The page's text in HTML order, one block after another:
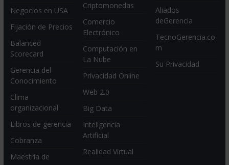
Negocios en USA
Fijación de Precios
Balanced
Scorecard
Gerencia del
Conocimiento
Clima
organizacional
Libros de gerencia
Cobranza
Maestría de
Criptomonedas
Comercio
Electrónico
Computación en
La Nube
Privacidad Online
Web 2.0
Big Data
Inteligencia
Artificial
Realidad Virtual
Aliados
deGerencia
TecnoGerencia.co
m
Su Privacidad